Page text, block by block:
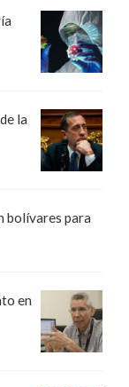
la
bolívares para
en